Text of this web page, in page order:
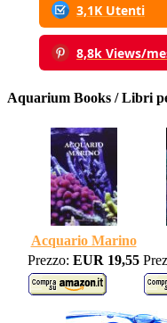
3,1K Utenti
8,8k Views/
Aquarium Books / Libri
Acquario Marino
Prezzo: EUR 19,55